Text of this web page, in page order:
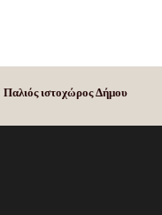
Παλιός ιστοχώρος Δήμου